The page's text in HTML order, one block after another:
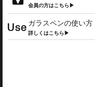
会員の方はこちら▶
ガラスペンの使い方
詳しくはこちら▶